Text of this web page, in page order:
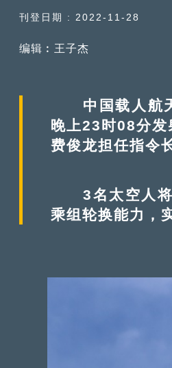
刊登日期 : 2022-11-28
编辑︰王子杰
中国载人航天
晚上23时08分
费俊龙担任指令
3名太空人将
乘组轮换能力，